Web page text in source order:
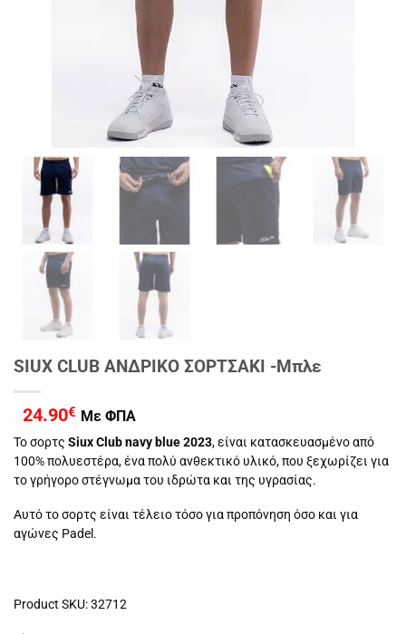
SIUX CLUB ΑΝΔΡΙΚO ΣΟΡΤΣΑΚΙ -Μπλε
24.90€ Με ΦΠΑ
Το σορτς Siux Club navy blue 2023, είναι κατασκευασμένο από
100% πολυεστέρα, ένα πολύ ανθεκτικό υλικό, που ξεχωρίζει για
το γρήγορο στέγνωμα του ιδρώτα και της υγρασίας.
Αυτό το σορτς είναι τέλειο τόσο για προπόνηση όσο και για
αγώνες Padel.
Product SKU: 32712